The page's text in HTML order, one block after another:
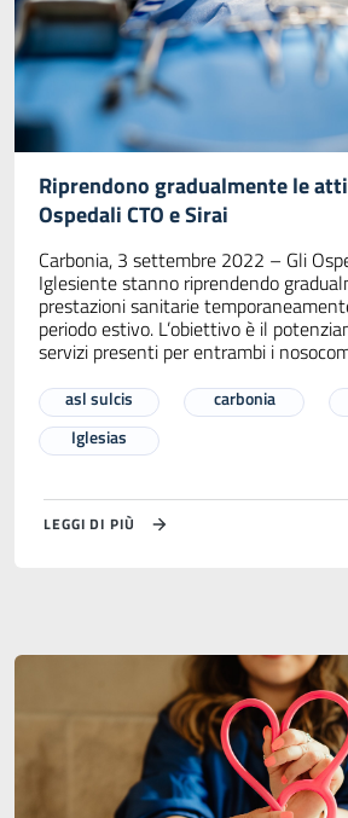
Riprendono gradualmente le
Ospedali CTO e Sirai
Carbonia, 3 settembre 2022 – Gli
Iglesiente stanno riprendendo
prestazioni sanitarie
periodo estivo. L’obiettivo è il
servizi presenti per entrambi i
asl sulcis carbonia
Iglesias
LEGGI DI PIÙ